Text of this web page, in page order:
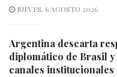
JUEVES, 6 AGOSTO 2026
Argentina descarta
diplomático de Brasil
canales institucionales